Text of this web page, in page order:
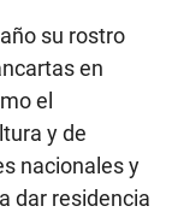
su rostro
en
el
y de
nacionales y
dar residencia